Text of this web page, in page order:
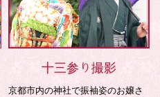
十三参り撮影
京都市内の神社で振袖姿のお嬢さ